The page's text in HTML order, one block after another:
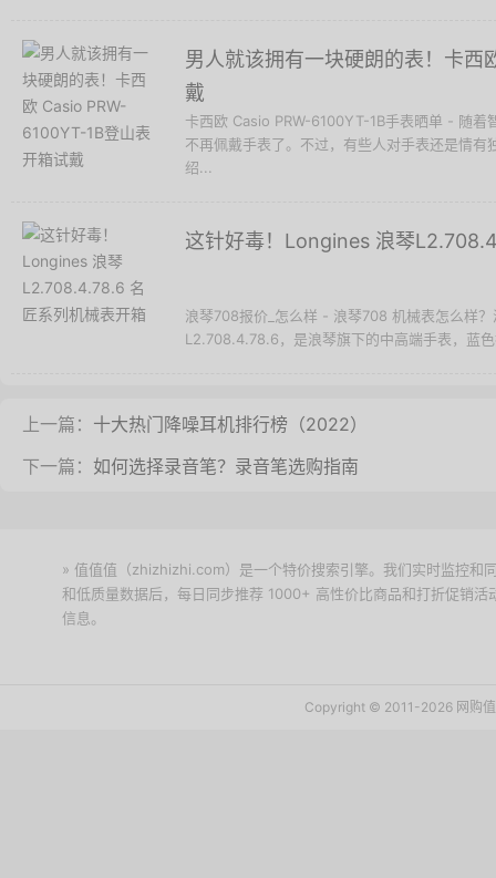
男人就该拥有一块硬朗的表！卡西
戴
卡西欧 Casio PRW-6100YT-1B手表晒单 - 随着
不再佩戴手表了。不过，有些人对手表还是情
绍...
这针好毒！Longines 浪琴
浪琴708报价_怎么样 - 浪琴708 机械表怎么样
L2.708.4.78.6，是浪琴旗下的中高端手表，蓝
上一篇： 十大热门降噪耳机排行榜（2022）
下一篇： 如何选择录音笔？录音笔选购指南
» 值值值（zhizhizhi.com）是一个特价搜索引擎。我们实时监控和
和低质量数据后，每日同步推荐 1000+ 高性价比商品和打折促销
信息。
Copyright © 2011-2026 网购